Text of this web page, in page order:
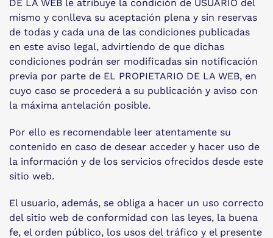
DE LA WEB le atribuye la condición de USUARIO del
mismo y conlleva su aceptación plena y sin reservas
de todas y cada una de las condiciones publicadas
en este aviso legal, advirtiendo de que dichas
condiciones podrán ser modificadas sin notificación
previa por parte de EL PROPIETARIO DE LA WEB, en
cuyo caso se procederá a su publicación y aviso con
la máxima antelación posible.
Por ello es recomendable leer atentamente su
contenido en caso de desear acceder y hacer uso de
la información y de los servicios ofrecidos desde este
sitio web.
El usuario, además, se obliga a hacer un uso correcto
del sitio web de conformidad con las leyes, la buena
fe, el orden público, los usos del tráfico y el presente